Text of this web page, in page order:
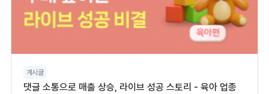
게시글
댓글 소통으로 매출 상승, 라이브 성공 스토리 - 육아 업종